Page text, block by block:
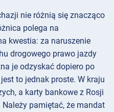
nie różnią się znacząco
polega na
kwestia: za naruszenie
drogowego prawo jazdy
je odzyskać dopiero po
to jednak proste. W kraju
a karty bankowe z Rosji
pamiętać, że mandat